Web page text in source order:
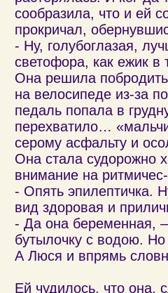
сообразила, что и ей
прокричал,
- Ну, голубоглазая,
светофора, как ежик в
Она решила
на велосипеде из-за
педаль попала в
перехватило…
серому асфальту и
Она стала судорожно
внимание на
- Опять эпилептичка.
вид здоровая и
- Да она беременная,
бутылочку с водою.
А Люся и впрямь
Ей чудилось, что она,